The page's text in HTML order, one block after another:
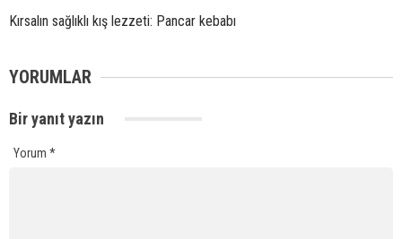
Kırsalın sağlıklı kış lezzeti: Pancar kebabı
YORUMLAR
Bir yanıt yazın
Yorum *